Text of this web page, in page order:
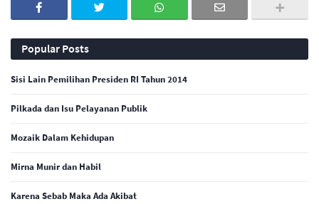
Popular Posts
Sisi Lain Pemilihan Presiden RI Tahun 2014
Pilkada dan Isu Pelayanan Publik
Mozaik Dalam Kehidupan
Mirna Munir dan Habil
Karena Sebab Maka Ada Akibat